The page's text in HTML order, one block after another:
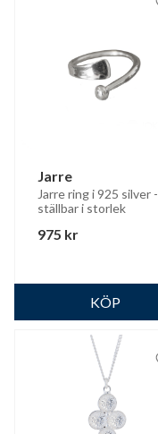
Jarre
Jarre ring i 925 silver -
ställbar i storlek
975 kr